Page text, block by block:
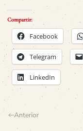
Compartir:
Facebook
Telegram
LinkedIn
Anterior